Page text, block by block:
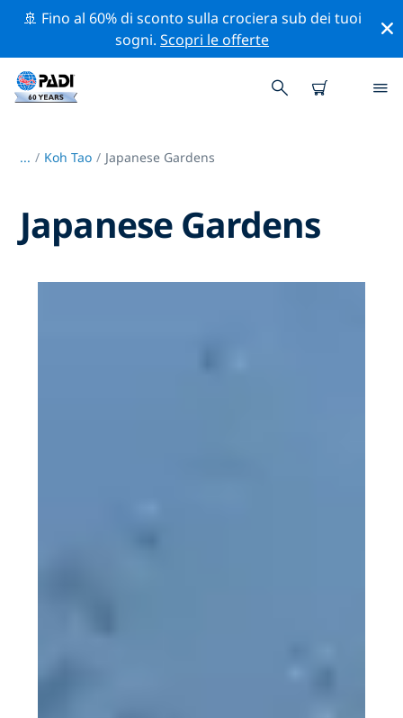
🚢 Fino al 60% di sconto sulla crociera sub dei tuoi
sogni.Scopri le offerte
... / Koh Tao Japanese Gardens
Japanese Gardens